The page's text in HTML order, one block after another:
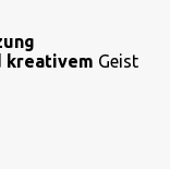
kreativem Geist